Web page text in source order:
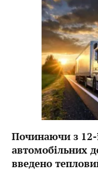
Починаючи з 12-
автомобільних
введено